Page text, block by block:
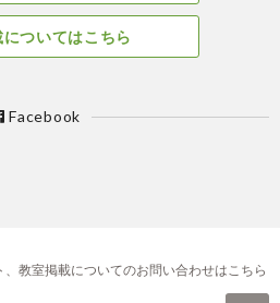
ついてはこちら
Facebook
、教室掲載についてのお問い合わせはこちら